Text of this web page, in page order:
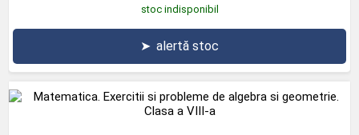
stoc indisponibil
➤ alertă stoc